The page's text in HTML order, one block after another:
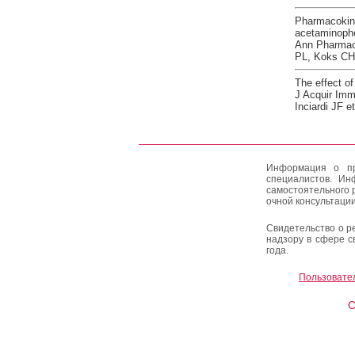
Ann
PL, Koks
The effect
J Acquir
Inciardi JF
Информация о
специалистов.
очной
Свидетельство о
надзору в сфере
года.